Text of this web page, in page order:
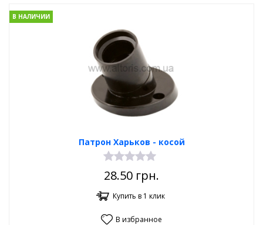
Патрон Харьков - косой
В НАЛИЧИИ
28.50 грн.
Купить в 1 клик
В избранное